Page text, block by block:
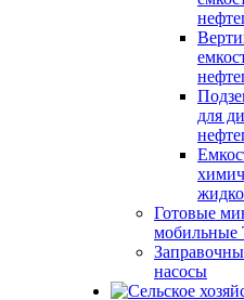
для
Готовые
насосы